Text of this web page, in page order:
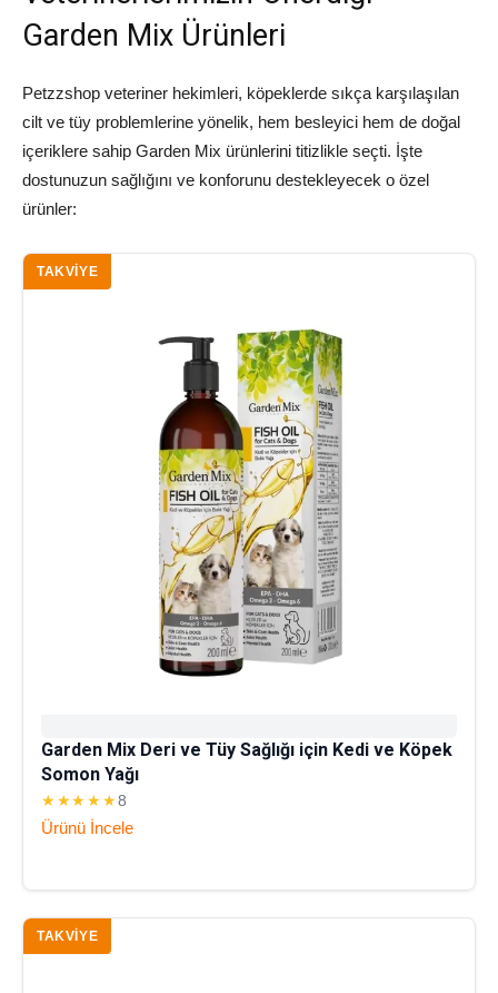
Garden Mix Ürünleri
Petzzshop veteriner hekimleri, köpeklerde sıkça karşılaşılan
cilt ve tüy problemlerine yönelik, hem besleyici hem de doğal
içeriklere sahip Garden Mix ürünlerini titizlikle seçti. İşte
dostunuzun sağlığını ve konforunu destekleyecek o özel
ürünler:
TAKVIYE
Garden Mix Deri ve Tüy Sağlığı için Kedi ve Köpek
Somon Yağı
★★★★★8
Ürünü İncele
TAKVIYE